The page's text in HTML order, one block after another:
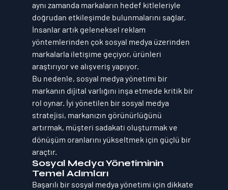
aynı zamanda markaların hedef kitleleriyle
doğrudan etkileşimde bulunmalarını sağlar.
İnsanlar artık geleneksel reklam
yöntemlerinden çok sosyal medya üzerinden
markalarla iletişime geçiyor, ürünleri
araştırıyor ve alışveriş yapıyor.
Bu nedenle, sosyal medya yönetimi bir
markanın dijital varlığını inşa etmede kritik bir
rol oynar. İyi yönetilen bir sosyal medya
stratejisi, markanızın görünürlüğünü
artırmak, müşteri sadakati oluşturmak ve
dönüşüm oranlarını yükseltmek için güçlü bir
araçtır.
Sosyal Medya Yönetiminin
Temel Adımları
Başarılı bir sosyal medya yönetimi için dikkate